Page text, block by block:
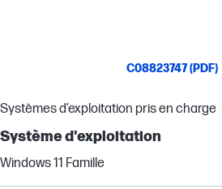
C08823747 (PDF)
Systèmes d’exploitation pris en charge
Système d'exploitation
Windows 11 Famille